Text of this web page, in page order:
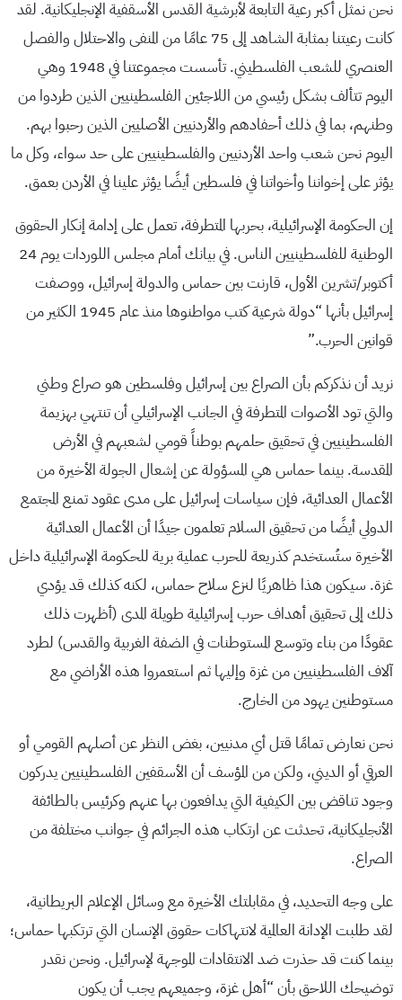
نحن نمثل أكبر رعية التابعة لأبرشية القدس الأسقفية الإنجليكانية. لقد
كانت رعيتنا بمثابة الشاهد إلى 75 عامًا من المنفى والاحتلال والفصل
العنصري للشعب الفلسطيني. تأسست مجموعتنا في 1948 وهي
اليوم تتألف بشكل رئيسي من اللاجئين الفلسطينيين الذين طردوا من
وطنهم، بما في ذلك أحفادهم والأردنيين الأصليين الذين رحبوا بهم.
اليوم نحن شعب واحد الأردنيين والفلسطينيين على حد سواء، وكل ما
يؤثر على إخواننا وأخواتنا في فلسطين أيضًا يؤثر علينا في الأردن بعمق.
إن الحكومة الإسرائيلية، بحربها المتطرفة، تعمل على إدامة إنكار الحقوق
الوطنية للفلسطينيين الناس. في بيانك أمام مجلس اللوردات يوم 24
أكتوبر/تشرين الأول، قارنت بين حماس والدولة إسرائيل، ووصفت
إسرائيل بأنها “دولة شرعية كتب مواطنوها منذ عام 1945 الكثير من
قوانين الحرب.”
نريد أن نذكركم بأن الصراع بين إسرائيل وفلسطين هو صراع وطني
والتي تود الأصوات المتطرفة في الجانب الإسرائيلي أن تنتهي بهزيمة
الفلسطينيين في تحقيق حلمهم بوطناً قومي لشعبهم في الأرض
المقدسة. بينما حماس هي المسؤولة عن إشعال الجولة الأخيرة من
الأعمال العدائية، فإن سياسات إسرائيل على مدى عقود تمنع المجتمع
الدولي أيضًا من تحقيق السلام تعلمون جيدًا أن الأعمال العدائية
الأخيرة ستُستخدم كذريعة للحرب عملية برية للحكومة الإسرائيلية داخل
غزة. سيكون هذا ظاهريًا لنزع سلاح حماس، لكنه كذلك قد يؤدي
ذلك إلى تحقيق أهداف حرب إسرائيلية طويلة المدى (أظهرت ذلك
عقودًا من بناء وتوسع المستوطنات في الضفة الغربية والقدس) لطرد
آلاف الفلسطينيين من غزة وإليها ثم استعمروا هذه الأراضي مع
مستوطنين يهود من الخارج.
نحن نعارض تمامًا قتل أي مدنيين، بغض النظر عن أصلهم القومي أو
العرقي أو الديني، ولكن من المؤسف أن الأسقفين الفلسطينيين يدركون
وجود تناقض بين الكيفية التي يدافعون بها عنهم وكرئيس بالطائفة
الأنجليكانية، تحدثت عن ارتكاب هذه الجرائم في جوانب مختلفة من
الصراع.
على وجه التحديد، في مقابلتك الأخيرة مع وسائل الإعلام البريطانية،
لقد طلبت الإدانة العالمية لانتهاكات حقوق الإنسان التي ترتكبها حماس؛
بينما كنت قد حذرت ضد الانتقادات الموجهة لإسرائيل. ونحن نقدر
توضيحك اللاحق بأن “أهل غزة، وجميعهم يجب أن يكون